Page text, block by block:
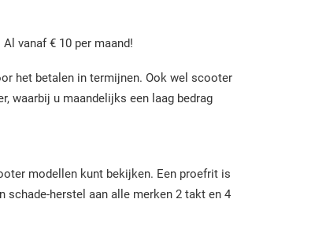
vanaf € 10 per maand!
het betalen in termijnen. Ook wel scooter
waarbij u maandelijks een laag bedrag
modellen kunt bekijken. Een proefrit is
schade-herstel aan alle merken 2 takt en 4